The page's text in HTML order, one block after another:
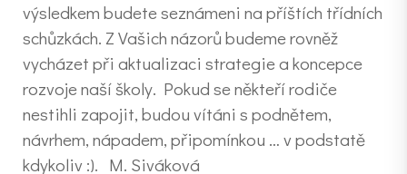
výsledkem budete seznámeni na příštích třídních
schůzkách. Z Vašich názorů budeme rovněž
vycházet při aktualizaci strategie a koncepce
rozvoje naší školy. Pokud se někteří rodiče
nestihli zapojit, budou vítáni s podnětem,
návrhem, nápadem, připomínkou … v podstatě
kdykoliv :). M. Siváková